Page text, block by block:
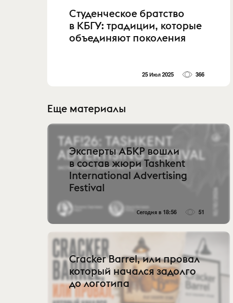
Студенческое братство
в КБГУ: традиции, которые
объединяют поколения
25 Июл 2025 366
Еще материалы
Эксперты АБКР вошли
в состав жюри Tashkent
International Advertising
Festival
Сегодня в 18:56 51
Cracker Barrel, или провал
который начался задолго
до логотипа